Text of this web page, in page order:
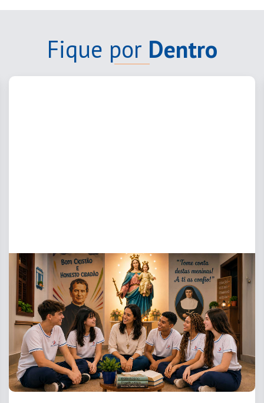
Fique por Dentro